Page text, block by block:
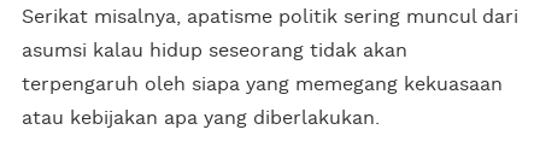
Serikat misalnya, apatisme politik sering muncul dari
asumsi kalau hidup seseorang tidak akan
terpengaruh oleh siapa yang memegang kekuasaan
atau kebijakan apa yang diberlakukan.